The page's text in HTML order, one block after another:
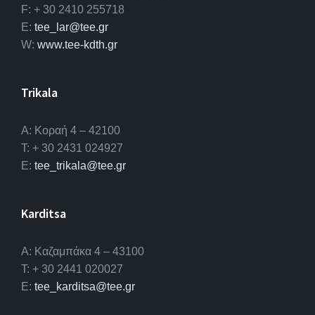
F: + 30 2410 255718
E: tee_lar@tee.gr
W: www.tee-kdth.gr
Trikala
Α: Κοραή 4 – 42100
T: + 30 2431 024927
E: tee_trikala@tee.gr
Karditsa
A: Καζαμπάκα 4 – 43100
T: + 30 2441 020027
E: tee_karditsa@tee.gr